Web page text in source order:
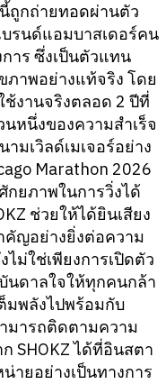
ถูกถ่ายทอดผ่านตัว
รนด์แอมบาสเดอร์คน
าร ซึ่งเป็นตัวแทน
าพอย่างแท้จริง โดย
งานจริงตลอด 2 ปีที่
นหนึ่งของความสำเร็จ
มเวิลด์เมเจอร์อย่าง
Marathon 2026
กยภาพในการวิ่งได้
ช่วยให้ได้ยินเสียง
คัญอย่างยิ่งต่อความ
ม่ใช่เพียงการเปิดตัว
นดาลใจให้ทุกคนกล้า
มพลังไปพร้อมกับ
มารถติดตามความ
SHOKZ ได้ที่อินสตา
ายอย่างเป็นทางการ